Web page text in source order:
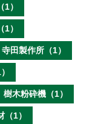
）
）
寺田製作所（1）
樹木粉砕機（1）
1）